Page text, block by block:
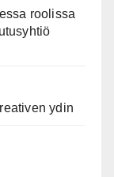
roolissa
ydin